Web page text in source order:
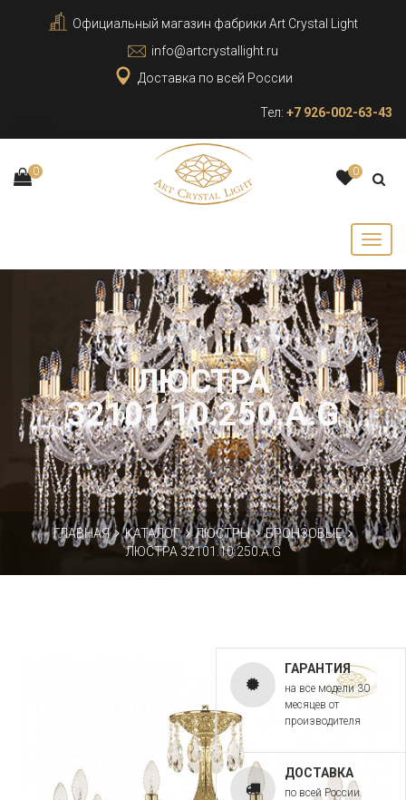
Официальный магазин фабрики Art Crystal Light
info@artcrystallight.ru
Доставка по всей России
Тел: +7 926-002-63-43
0 0
ЛЮСТРА
32101.10.250.A.G
ГЛАВНАЯ КАТАЛОГ ЛЮСТРЫ
БРОНЗОВЫЕ
ЛЮСТРА 32101.10.250.A.G
ГАРАНТИЯ
на все модели 30
месяцев от
производителя
ДОСТАВКА
по всей России.